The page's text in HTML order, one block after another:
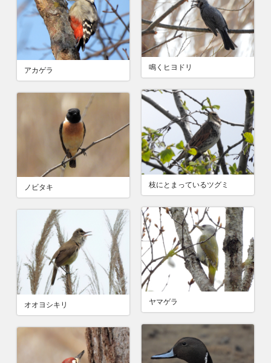
鳴くヒヨドリ
アカゲラ
枝にとまっているツグミ
ノビタキ
ヤマゲラ
オオヨシキリ